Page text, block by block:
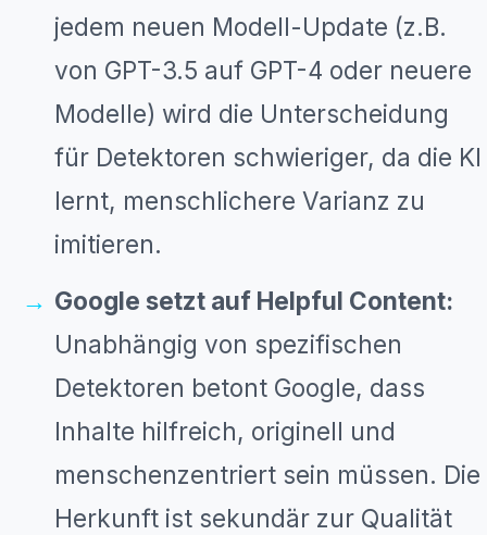
jedem neuen Modell-Update (z.B.
von GPT-3.5 auf GPT-4 oder neuere
Modelle) wird die Unterscheidung
für Detektoren schwieriger, da die KI
lernt, menschlichere Varianz zu
imitieren.
Google setzt auf Helpful Content:
Unabhängig von spezifischen
Detektoren betont Google, dass
Inhalte hilfreich, originell und
menschenzentriert sein müssen. Die
Herkunft ist sekundär zur Qualität